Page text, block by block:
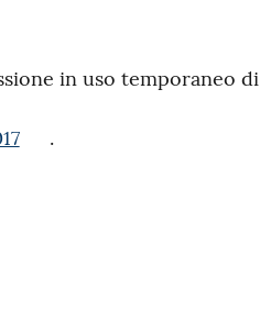
in uso temporaneo di
.